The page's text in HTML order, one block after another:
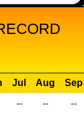
Jul Aug
Sep
-- -- --